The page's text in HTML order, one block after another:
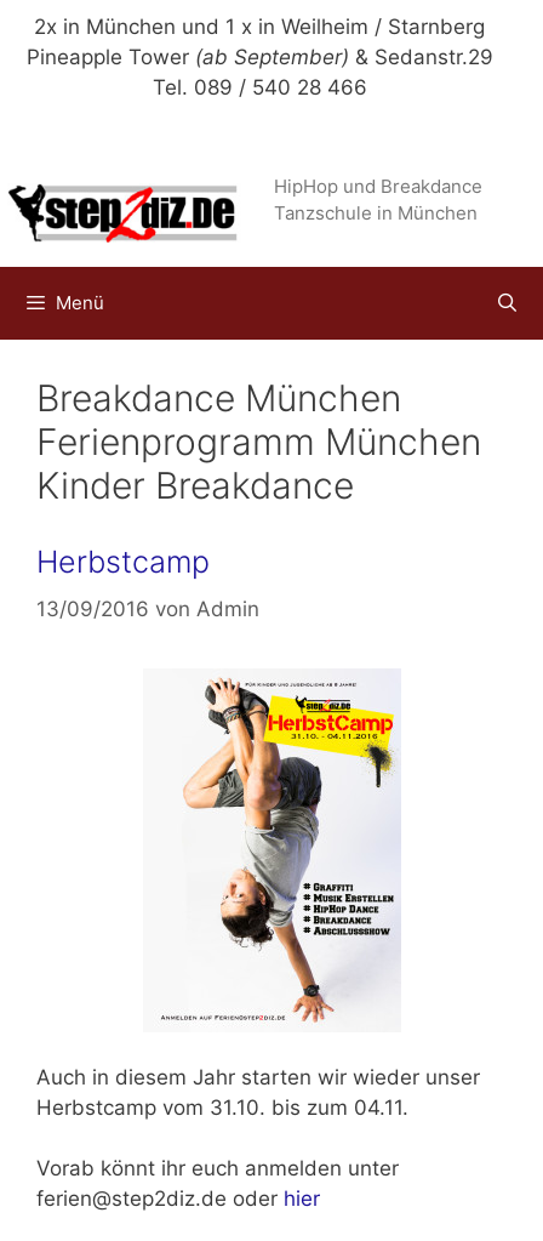
Zum
Inhalt
2x in München und 1 x in Weilheim / Starnberg
Pineapple Tower (ab September) & Sedanstr.29
Tel. 089 / 540 28 466
HipHop und Breakdance
Tanzschule in München
Menü
Breakdance München
Ferienprogramm München
Kinder Breakdance
Herbstcamp
13/09/2016 von Admin
Auch in diesem Jahr starten wir wieder unser
Herbstcamp vom 31.10. bis zum 04.11.
Vorab könnt ihr euch anmelden unter
ferien@step2diz.de oder hier